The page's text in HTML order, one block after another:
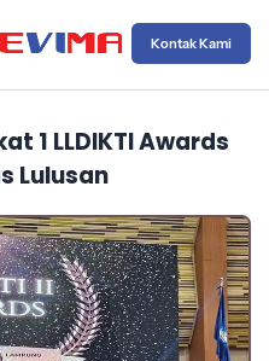
Kontak Kami
1 LLDIKTI Awards
Lulusan